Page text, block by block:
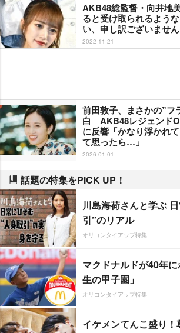
AKB48総監督・向井地
ると受け取られるよう
い、申し訳ございません
2022-11-21
前田敦子、まさかの”フ
白 AKB48レジェンド
に反響「かなり浮かれ
て思ったら…」
2026-01-01
話題の特集をPICK UP！
川島海荷さんと学ぶ
引”のリアル
オリコンタイアップ特集
マクドナルドが40年
生の甲子園」
オリコンタイアップ特集
イケメンてんこ盛り